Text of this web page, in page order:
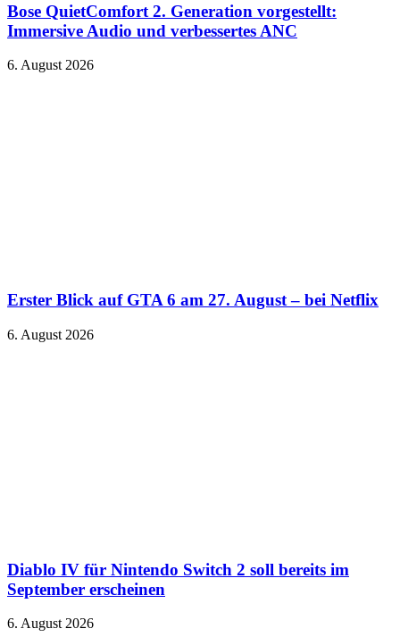
Bose QuietComfort 2. Generation vorgestellt:
Immersive Audio und verbessertes ANC
6. August 2026
Erster Blick auf GTA 6 am 27. August – bei Netflix
6. August 2026
Diablo IV für Nintendo Switch 2 soll bereits im
September erscheinen
6. August 2026